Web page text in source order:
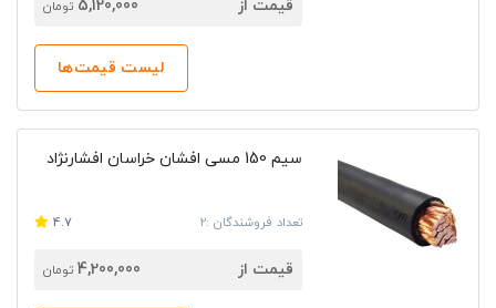
قیمت از 5,120,000 تومان
لیست قیمت‌ها
سیم 150 مسی افشان خراسان افشارنژاد
تعداد فروشندگان :2 4.7
قیمت از 4,200,000 تومان